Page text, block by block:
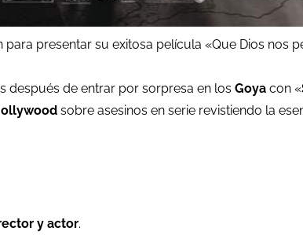
presentar su exitosa película «Que Dios
después de entrar por sorpresa en los Goya con «
sobre asesinos en serie revistiendo la
y actor.